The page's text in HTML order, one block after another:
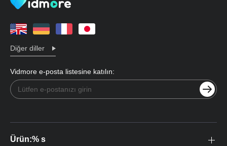
Diğer diller
Vidmore e-posta listesine katılın:
Ürün:% s